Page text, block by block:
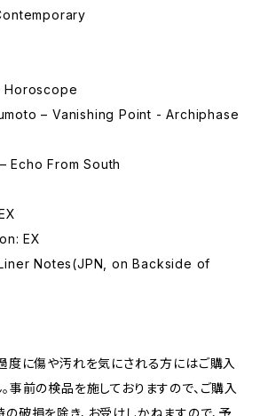
Horoscope
– Vanishing Point - Archiphase
Echo From South
EX
Notes(JPN, on Backside of
度に傷や汚れを気にされる方にはご購入
事前の検品を施しておりますので、ご購入
破損を除き、お受けしかねますので、予